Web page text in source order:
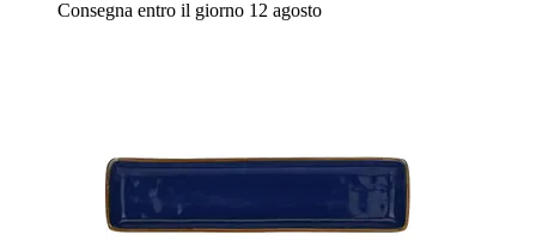
Consegna entro il giorno 12 agosto